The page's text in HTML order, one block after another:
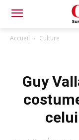
Accueil Culture
Guy